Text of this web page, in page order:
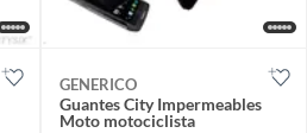
GENERICO
Guantes City Impermeables
Moto motociclista